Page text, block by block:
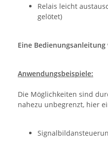
Relais leicht
gelötet)
Eine
Anwendungsbeispiele:
Die Möglichkeiten sind
nahezu unbegrenzt, hier